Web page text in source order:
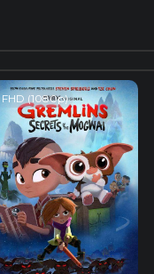
FHD (1080p)